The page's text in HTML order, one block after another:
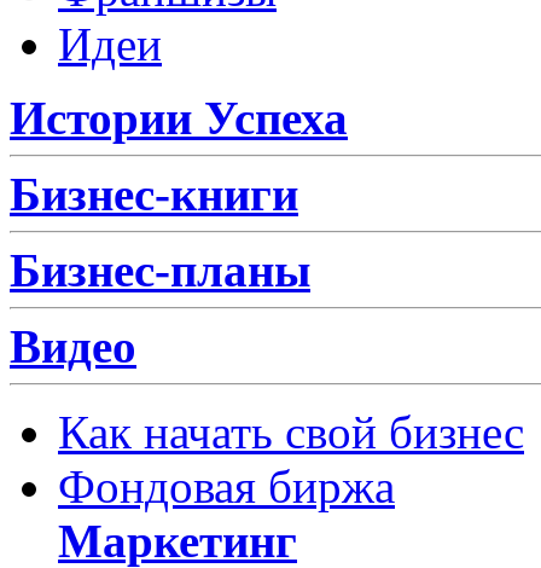
Идеи
Истории Успеха
Бизнес-книги
Бизнес-планы
Видео
Как начать свой бизнес
Фондовая биржа
Маркетинг